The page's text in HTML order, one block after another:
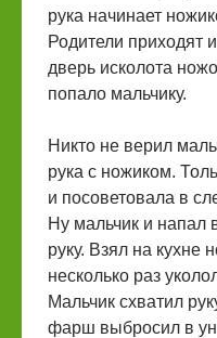
рука начинает
Родители приходят
дверь исколота
попало мальчику.
Никто не верил
рука с ножиком.
и посоветовала в
Ну мальчик и напал
руку. Взял на кухне
несколько раз
Мальчик схватил
фарш выбросил в